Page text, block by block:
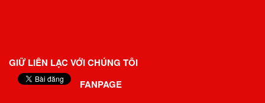
GIỮ LIÊN LẠC VỚI CHÚNG TÔI
FANPAGE